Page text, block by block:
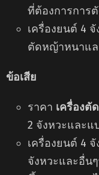
ที่ต้องการการ
เครื่องยนต์ 4
ตัดหญ้าหนาแ
ข้อเสีย
ราคา เครื่องตั
2 จังหวะและแ
เครื่องยนต์ 4
จังหวะและอื่น